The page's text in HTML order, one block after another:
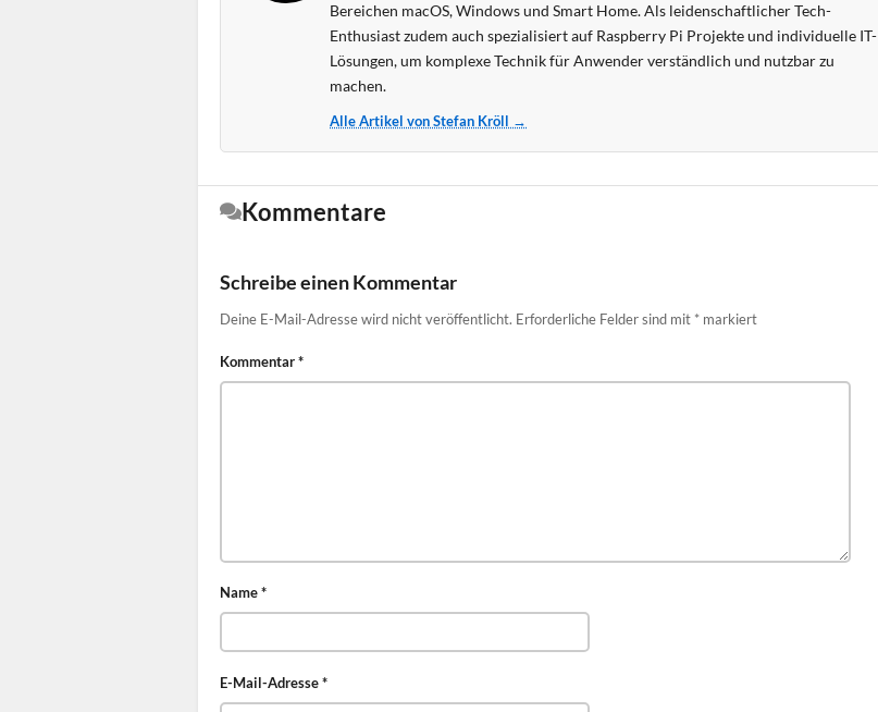
Bereichen macOS, Windows und Smart Home. Als leidenschaftlicher Tech-
Enthusiast zudem auch spezialisiert auf Raspberry Pi Projekte und individuelle IT-
Lösungen, um komplexe Technik für Anwender verständlich und nutzbar zu
machen.
Alle Artikel von Stefan Kröll →
Kommentare
Schreibe einen Kommentar
Deine E-Mail-Adresse wird nicht veröffentlicht. Erforderliche Felder sind mit * markiert
Kommentar*
Name*
E-Mail-Adresse*